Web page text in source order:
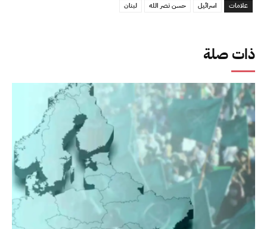
ذات صلة
علامات اسرائيل حسن نصر الله لبنان